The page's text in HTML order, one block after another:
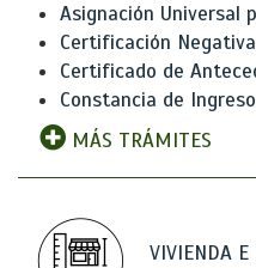
Asignación Universal
Certificación Negativa
Certificado de
Constancia de
MÁS TRÁMITES
VIVIENDA